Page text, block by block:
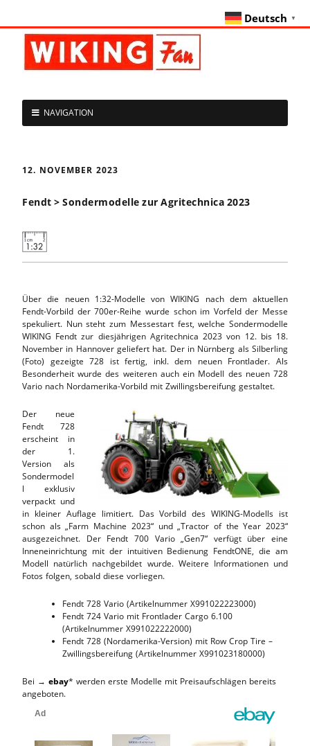
NAVIGATION
12. NOVEMBER 2023
Fendt > Sondermodelle zur Agritechnica 2023
Über die neuen 1:32-Modelle von WIKING nach dem aktuellen
Fendt-Vorbild der 700er-Reihe wurde schon im Vorfeld der Messe
spekuliert. Nun steht zum Messestart fest, welche Sondermodelle
WIKING Fendt zur diesjährigen Agritechnica 2023 von 12. bis 18.
November in Hannover geliefert hat. Der in Nürnberg als Silberling
(Foto) gezeigte 728 ist fertig, inkl. dem neuen Frontlader. Als
Besonderheit wurde des weiteren auch ein Modell des neuen 728
Vario nach Nordamerika-Vorbild mit Zwillingsbereifung gestaltet.
Der neue
Fendt 728
erscheint in
der 1.
Version als
Sondermodel
l exklusiv
verpackt und
in kleiner Auflage limitiert. Das Vorbild des WIKING-Modells ist
schon als „Farm Machine 2023“ und „Tractor of the Year 2023“
ausgezeichnet. Der Fendt 700 Vario „Gen7“ verfügt über eine
Inneneinrichtung mit der intuitiven Bedienung FendtONE, die am
Modell natürlich nachgebildet wurde. Weitere Informationen und
Fotos folgen, sobald diese vorliegen.
Fendt 728 Vario (Artikelnummer X991022223000)
Fendt 724 Vario mit Frontlader Cargo 6.100
(Artikelnummer X991022222000)
Fendt 728 (Nordamerika-Version) mit Row Crop Tire –
Zwillingsbereifung (Artikelnummer X991023180000)
Bei → ebay* werden erste Modelle mit Preisaufschlägen bereits
angeboten.
Deutsch ▼